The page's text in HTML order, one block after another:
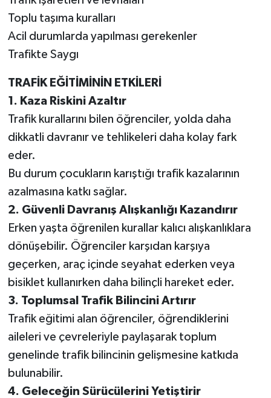
Toplu taşıma kuralları
Acil durumlarda yapılması gerekenler
Trafikte Saygı
TRAFİK EĞİTİMİNİN ETKİLERİ
1. Kaza Riskini Azaltır
Trafik kurallarını bilen öğrenciler, yolda daha
dikkatli davranır ve tehlikeleri daha kolay fark
eder.
Bu durum çocukların karıştığı trafik kazalarının
azalmasına katkı sağlar.
2. Güvenli Davranış Alışkanlığı Kazandırır
Erken yaşta öğrenilen kurallar kalıcı alışkanlıklara
dönüşebilir. Öğrenciler karşıdan karşıya
geçerken, araç içinde seyahat ederken veya
bisiklet kullanırken daha bilinçli hareket eder.
3. Toplumsal Trafik Bilincini Artırır
Trafik eğitimi alan öğrenciler, öğrendiklerini
aileleri ve çevreleriyle paylaşarak toplum
genelinde trafik bilincinin gelişmesine katkıda
bulunabilir.
4. Geleceğin Sürücülerini Yetiştirir